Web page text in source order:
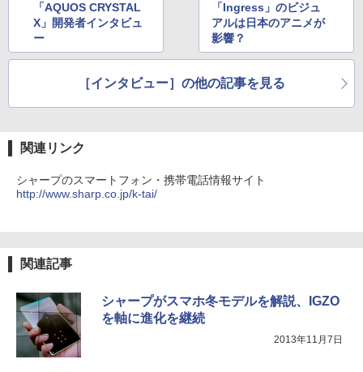
「AQUOS CRYSTAL
X」開発者インタビュ
ー
「Ingress」のビジュ
アルは日本のアニメが
影響？
［インタビュー］の他の記事を見る
関連リンク
シャープのスマートフォン・携帯電話情報サイト
http://www.sharp.co.jp/k-tai/
関連記事
シャープがスマホ冬モデルを解説、IGZO
を軸に進化を継続
2013年11月7日